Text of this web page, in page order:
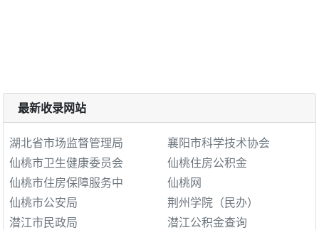
最新收录网站
湖北省市场监督管理局
襄阳市科学技术协会
仙桃市卫生健康委员会
仙桃住房公积金
仙桃市住房保障服务中
仙桃网
仙桃市公安局
荆州学院（民办）
潜江市民政局
潜江公积金查询